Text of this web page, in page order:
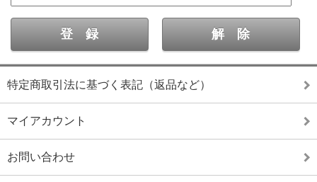
特定商取引法に基づく表記（返品など）
マイアカウント
お問い合わせ